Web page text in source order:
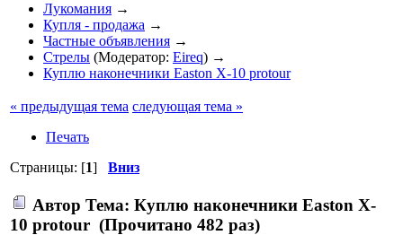
Лукомания →
Купля - продажа →
Частные объявления →
Стрелы (Модератор: Eireq) →
Куплю наконечники Easton X-10 protour
« предыдущая тема следующая тема »
Печать
Страницы: [1] Вниз
Автор Тема: Куплю наконечники Easton X-
10 protour (Прочитано 482 раз)